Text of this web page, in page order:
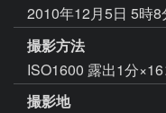
2010年12月5日 5時8
撮影方法
ISO1600 露出1分
撮影地